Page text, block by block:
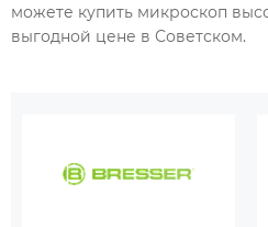
можете купить микроскоп
выгодной цене в Советском.